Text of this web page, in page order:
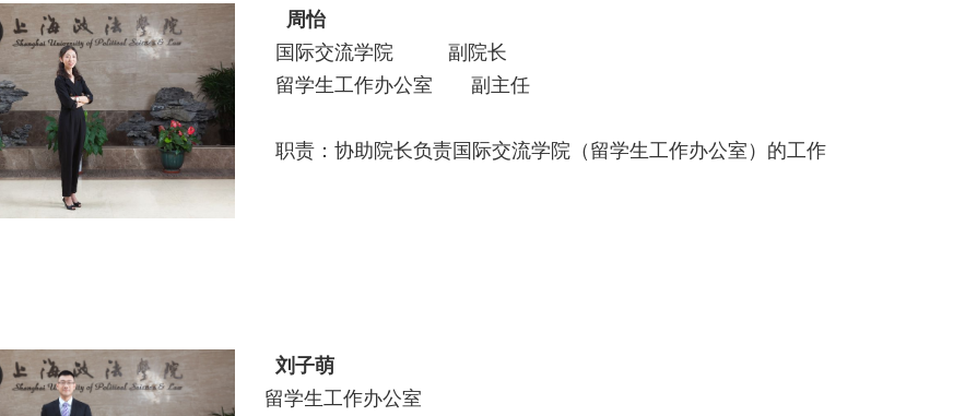
周怡
国际交流学院 副院长
留学生工作办公室 副主任
职责： 协助院长负责国际交流学院（留学生工作办公室）的工作
刘子萌
留学生工作办公室